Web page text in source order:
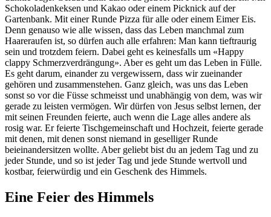
Schokoladenkeksen und Kakao oder einem Picknick auf der
Gartenbank. Mit einer Runde Pizza für alle oder einem Eimer Eis.
Denn genauso wie alle wissen, dass das Leben manchmal zum
Haareraufen ist, so dürfen auch alle erfahren: Man kann tieftraurig
sein und trotzdem feiern. Dabei geht es keinesfalls um «Happy
clappy Schmerzverdrängung». Aber es geht um das Leben in Fülle.
Es geht darum, einander zu vergewissern, dass wir zueinander
gehören und zusammenstehen. Ganz gleich, was uns das Leben
sonst so vor die Füsse schmeisst und unabhängig von dem, was wir
gerade zu leisten vermögen. Wir dürfen von Jesus selbst lernen, der
mit seinen Freunden feierte, auch wenn die Lage alles andere als
rosig war. Er feierte Tischgemeinschaft und Hochzeit, feierte gerade
mit denen, mit denen sonst niemand in geselliger Runde
beieinandersitzen wollte. Aber geliebt bist du an jedem Tag und zu
jeder Stunde, und so ist jeder Tag und jede Stunde wertvoll und
kostbar, feierwürdig und ein Geschenk des Himmels.
Eine Feier des Himmels